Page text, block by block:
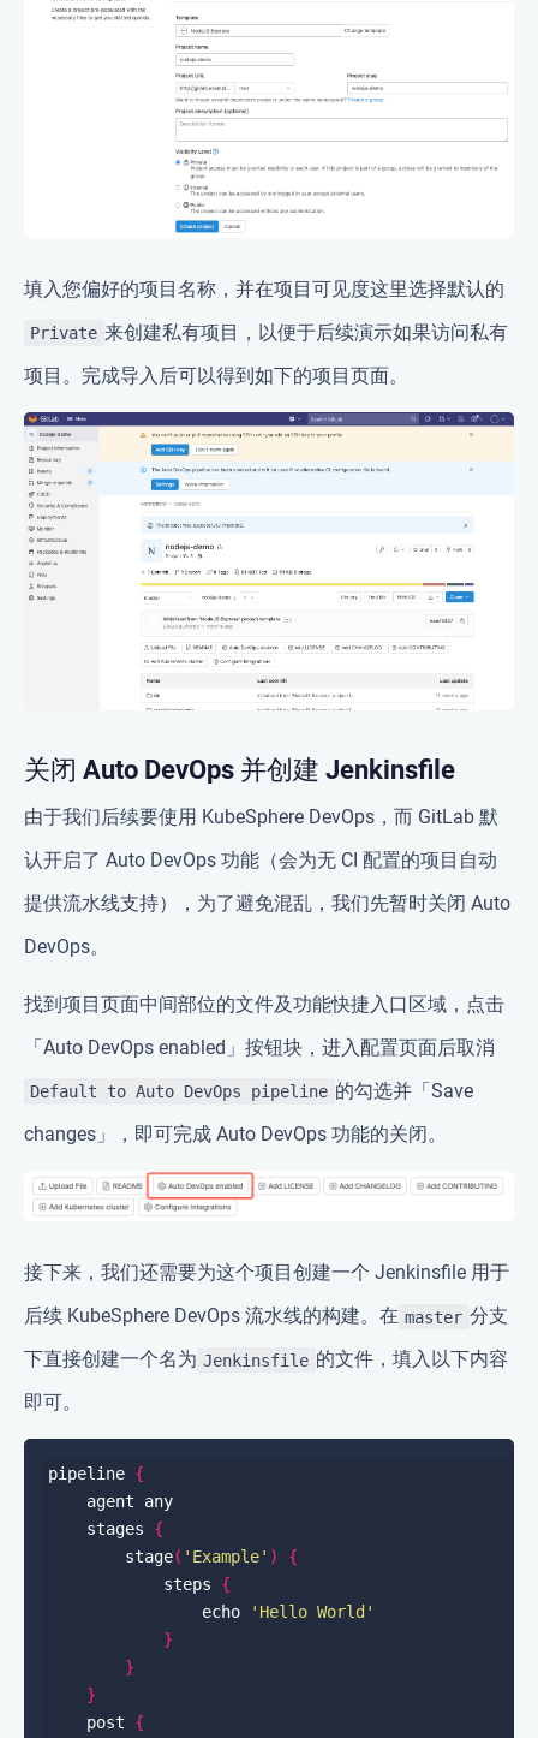
填入您偏好的项目名称，并在项目可见度这里选择默认的
Private 来创建私有项目，以便于后续演示如果访问私有
项目。完成导入后可以得到如下的项目页面。
关闭 Auto DevOps 并创建 Jenkinsfile
由于我们后续要使用 KubeSphere DevOps，而 GitLab 默
认开启了 Auto DevOps 功能（会为无 CI 配置的项目自动
提供流水线支持），为了避免混乱，我们先暂时关闭 Auto
DevOps。
找到项目页面中间部位的文件及功能快捷入口区域，点击
「Auto DevOps enabled」按钮块，进入配置页面后取消
Default to Auto DevOps pipeline 的勾选并「Save
changes」，即可完成 Auto DevOps 功能的关闭。
接下来，我们还需要为这个项目创建一个 Jenkinsfile 用于
后续 KubeSphere DevOps 流水线的构建。在 master 分支
下直接创建一个名为 Jenkinsfile 的文件，填入以下内容
即可。
pipeline {
    stages
{
        stage
( 'Example' )
{
            steps
{
                echo
'Hello World'
}
}
}
    post
{